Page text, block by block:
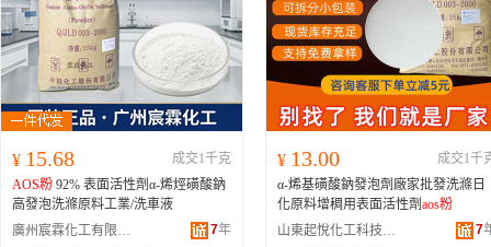
¥ 15.68
成交1千克
AOS粉 92% 表面活性劑α-烯烴磺酸鈉
高發泡洗滌原料工業/洗車液
廣州宸霖化工有限公司
7年
¥ 13.00
成交1千
α-烯基磺酸鈉發泡劑廠家批發洗滌日
化原料增稠用表面活性劑aos粉
山東起悅化工科技有限公司
7